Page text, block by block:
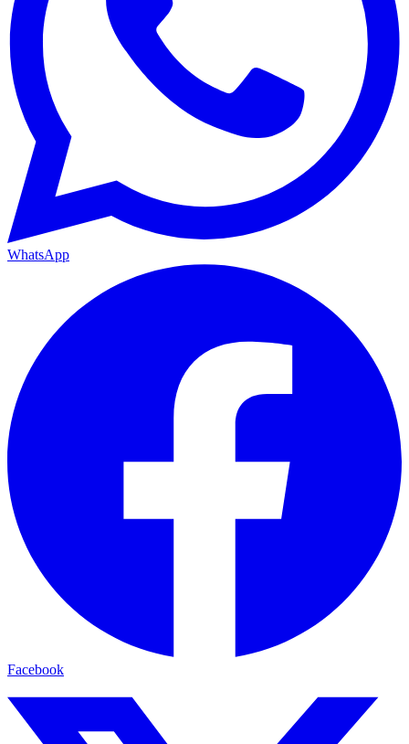
WhatsApp
Facebook